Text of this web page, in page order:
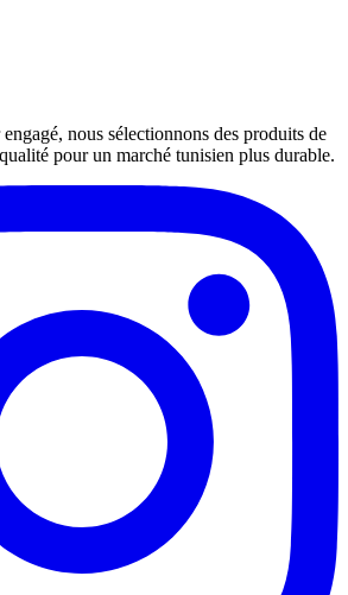
nous sélectionnons des produits de
pour un marché tunisien plus durable.